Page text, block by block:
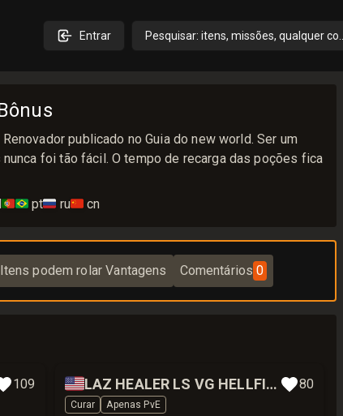
Entrar Pesquisar: itens, missões, qualquer
publicado no Guia do new world. Ser um
foi tão fácil. O tempo de recarga das poções fica
🇵🇹🇧🇷 pt🇷🇺 ru🇨🇳 cn
Itens podem rolar Vantagens Comentários 0
109 🇺🇸 LAZ HEALER LS VG HELLFIRE WEEK 80
Curar Apenas PvE